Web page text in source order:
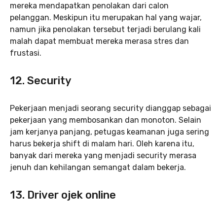
mereka mendapatkan penolakan dari calon
pelanggan. Meskipun itu merupakan hal yang wajar,
namun jika penolakan tersebut terjadi berulang kali
malah dapat membuat mereka merasa stres dan
frustasi.
12. Security
Pekerjaan menjadi seorang security dianggap sebagai
pekerjaan yang membosankan dan monoton. Selain
jam kerjanya panjang, petugas keamanan juga sering
harus bekerja shift di malam hari. Oleh karena itu,
banyak dari mereka yang menjadi security merasa
jenuh dan kehilangan semangat dalam bekerja.
13. Driver ojek online